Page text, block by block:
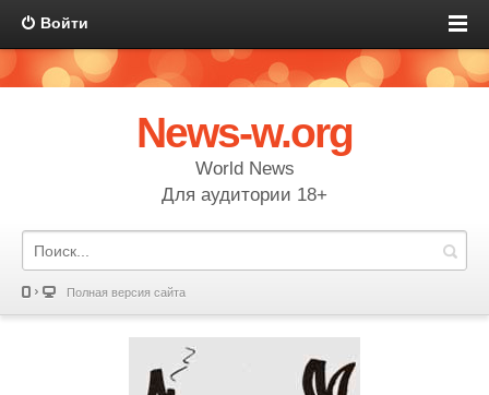
Войти
News-w.org
World News
Для аудитории 18+
Полная версия сайта